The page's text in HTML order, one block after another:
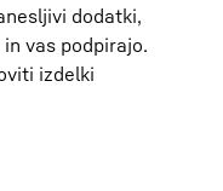
dodatki,
vas podpirajo.
izdelki